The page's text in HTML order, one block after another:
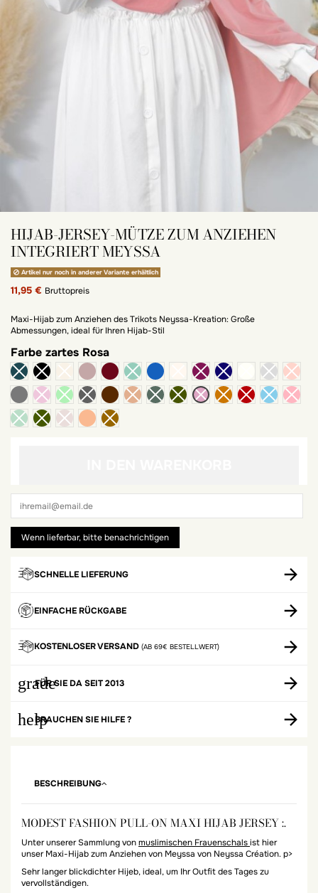
HIJAB-JERSEY-MÜTZE ZUM ANZIEHEN
INTEGRIERT MEYSSA
Artikel nur noch in anderer Variante erhältlich
11,95 € Bruttopreis
Maxi-Hijab zum Anziehen des Trikots Neyssa-Kreation: Große
Abmessungen, ideal für Ihren Hijab-Stil
Farbe zartes Rosa
Maulwurf
Bordeaux blaue Jeans
dunkelgrau
weglaufen
Bernstein
SCHNELLE LIEFERUNG
EINFACHE RÜCKGABE
KOSTENLOSER VERSAND (AB 69€ BESTELLWERT)
grade
FÜR SIE DA SEIT 2013
helpBRAUCHEN SIE HILFE ?
BESCHREIBUNG
MODEST FASHION PULL-ON MAXI HIJAB JERSEY :.
Unter unserer Sammlung vonmuslimischen Frauenschalsist hier
unser Maxi-Hijab zum Anziehen von Meyssa von Neyssa Création. p>
Sehr langer blickdichter Hijeb, ideal, um Ihr Outfit des Tages zu
vervollständigen.